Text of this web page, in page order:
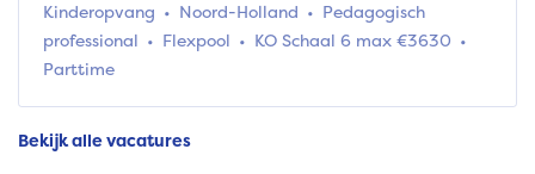
Kinderopvang Noord-Holland
Pedagogisch
professional
Flexpool
KO Schaal 6 max €3630
Parttime
Bekijk alle vacatures